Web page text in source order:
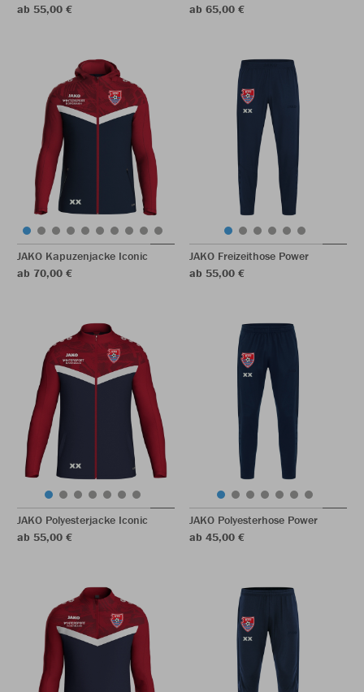
ab 55,00 €
ab 65,00 €
JAKO Kapuzenjacke Iconic
ab 70,00 €
JAKO Freizeithose Power
ab 55,00 €
JAKO Polyesterjacke Iconic
ab 55,00 €
JAKO Polyesterhose Power
ab 45,00 €